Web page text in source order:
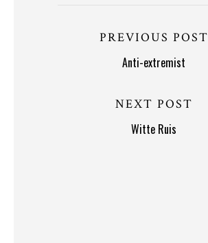
PREVIOUS POST
Anti-extremist
NEXT POST
Witte Ruis